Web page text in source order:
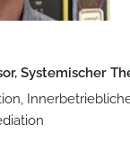
Systemischer